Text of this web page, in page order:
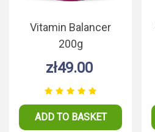
Vitamin Balancer
200g
zł49.00
ADD TO BASKET